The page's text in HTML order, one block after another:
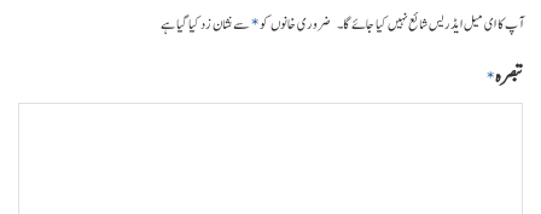
آپ کا ای میل ایڈریس شائع نہیں کیا جائے گا۔ ضروری خانوں کو*سے نشان زد کیا گیا ہے
تبصرہ*